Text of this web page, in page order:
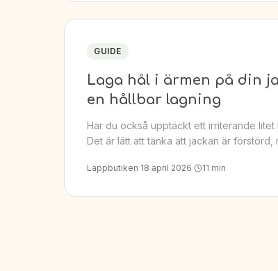
GUIDE
Laga hål i ärmen på din
en hållbar lagning
Har du också upptäckt ett irriterande litet
Det är lätt att tänka att jackan är
Lappbutiken·18 april 2026· 11 min